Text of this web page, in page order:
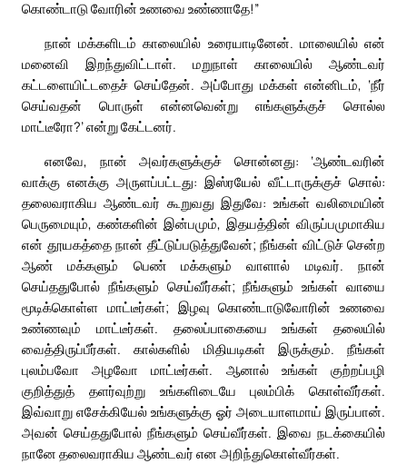
கொண்டாடு வோரின் உணவை உண்ணாதே!”
நான் மக்களிடம் காலையில் உரையாடினேன். மாலையில் என்
மனைவி இறந்துவிட்டாள். மறுநாள் காலையில் ஆண்டவர்
கட்டளையிட்டதைச் செய்தேன். அப்போது மக்கள் என்னிடம், ‘நீர்
செய்வதன் பொருள் என்னவென்று எங்களுக்குச் சொல்ல
மாட்டீரோ?’ என்று கேட்டனர்.
எனவே, நான் அவர்களுக்குச் சொன்னது: ‘ஆண்டவரின்
வாக்கு எனக்கு அருளப்பட்டது: இஸ்ரயேல் வீட்டாருக்குச் சொல்:
தலைவராகிய ஆண்டவர் கூறுவது இதுவே: உங்கள் வலிமையின்
பெருமையும், கண்களின் இன்பமும், இதயத்தின் விருப்பமுமாகிய
என் தூயகத்தை நான் தீட்டுப்படுத்துவேன்; நீங்கள் விட்டுச் சென்ற
ஆண் மக்களும் பெண் மக்களும் வாளால் மடிவர். நான்
செய்ததுபோல் நீங்களும் செய்வீர்கள்; நீங்களும் உங்கள் வாயை
மூடிக்கொள்ள மாட்டீர்கள்; இழவு கொண்டாடுவோரின் உணவை
உண்ணவும் மாட்டீர்கள். தலைப்பாகையை உங்கள் தலையில்
வைத்திருப்பீர்கள். கால்களில் மிதியடிகள் இருக்கும். நீங்கள்
புலம்பவோ அழவோ மாட்டீர்கள். ஆனால் உங்கள் குற்றப்பழி
குறித்துத் தளர்வுற்று உங்களிடையே புலம்பிக் கொள்வீர்கள்.
இவ்வாறு எசேக்கியேல் உங்களுக்கு ஓர் அடையாளமாய் இருப்பான்.
அவன் செய்ததுபோல் நீங்களும் செய்வீர்கள். இவை நடக்கையில்
நானே தலைவராகிய ஆண்டவர் என அறிந்துகொள்வீர்கள்.